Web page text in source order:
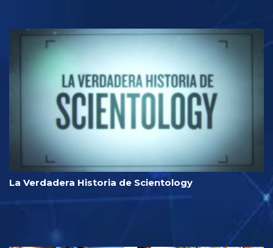
La Verdadera Historia de Scientology